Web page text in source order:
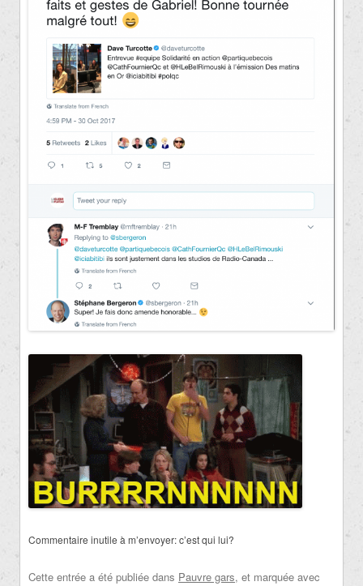
Commentaire inutile à m’envoyer: c’est qui lui?
Cette entrée a été publiée dans Pauvre gars, et marquée avec